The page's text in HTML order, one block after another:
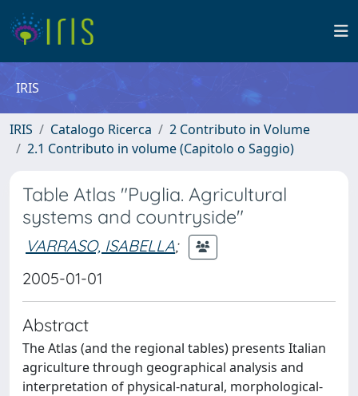
IRIS
IRIS Catalogo Ricerca
2 Contributo in Volume
2.1 Contributo in volume (Capitolo o Saggio)
Table Atlas "Puglia. Agricultural
systems and countryside"
VARRASO, ISABELLA;
2005-01-01
Abstract
The Atlas (and the regional tables) presents Italian
agriculture through geographical analysis and
interpretation of physical-natural, morphological-